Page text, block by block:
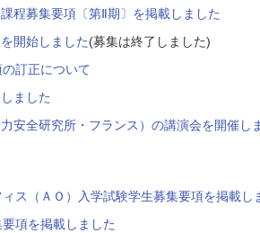
程募集要項〔第Ⅱ期〕を掲載しました
開始しました(募集は終了しました)
訂正について
ました
安全研究所・フランス）の講演会を開催し
ス（ＡＯ）入学試験学生募集要項を掲載し
項を掲載しました